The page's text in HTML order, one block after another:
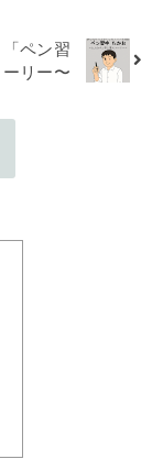
ペン習
リー〜